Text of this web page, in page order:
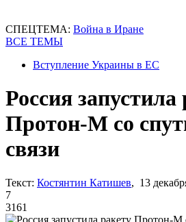
СПЕЦТЕМА: Война в Иране
ВСЕ ТЕМЫ
Вступление Украины в ЕС
Россия запустила
Протон-М со
связи
Текст: Костянтин Катишев, 13
7
3161